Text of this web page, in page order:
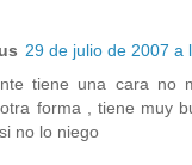
29 de julio de 2007 a
tiene una cara no
forma , tiene muy
no lo niego